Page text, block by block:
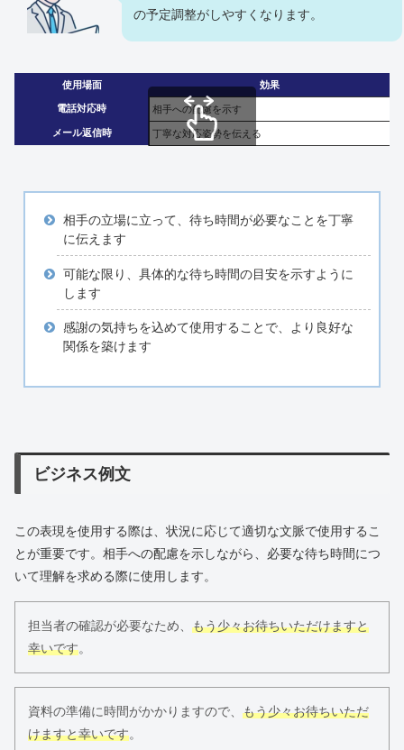
の予定調整がしやすくなります。
使用場面 効果
電話対応時 相手への配慮を示す
メール返信時 丁寧な対応姿勢を伝える
相手の立場に立って、待ち時間が必要なことを丁寧
に伝えます
可能な限り、具体的な待ち時間の目安を示すように
します
感謝の気持ちを込めて使用することで、より良好な
関係を築けます
ビジネス例文
この表現を使用する際は、状況に応じて適切な文脈で使用するこ
とが重要です。相手への配慮を示しながら、必要な待ち時間につ
いて理解を求める際に使用します。
担当者の確認が必要なため、 もう少々お待ちいただけますと
幸いです。
資料の準備に時間がかかりますので、 もう少々お待ちいただ
けますと幸いです。